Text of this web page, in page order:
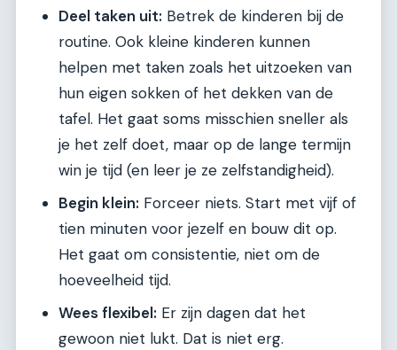
Deel taken uit: Betrek de kinderen bij de
routine. Ook kleine kinderen kunnen
helpen met taken zoals het uitzoeken van
hun eigen sokken of het dekken van de
tafel. Het gaat soms misschien sneller als
je het zelf doet, maar op de lange termijn
win je tijd (en leer je ze zelfstandigheid).
Begin klein: Forceer niets. Start met vijf of
tien minuten voor jezelf en bouw dit op.
Het gaat om consistentie, niet om de
hoeveelheid tijd.
Wees flexibel: Er zijn dagen dat het
gewoon niet lukt. Dat is niet erg.